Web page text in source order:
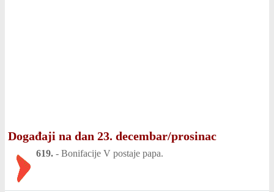
Događaji na dan 23. decembar/prosinac
619. - Bonifacije V postaje papa.